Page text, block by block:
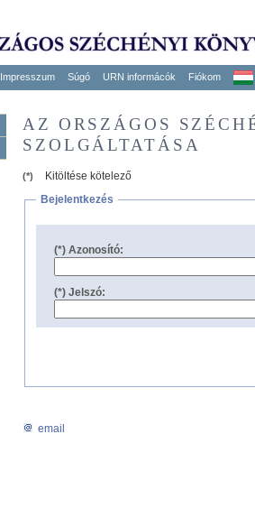
Impresszum Súgó URN informácók Fiókom
AZ ORSZÁGOS
SZOLGÁLTATÁSA
(*)
Kitöltése kötelező
Bejelentkezés
(*) Azonosító:
(*) Jelszó:
email